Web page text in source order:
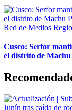
Red de Medios
Cusco: Serfor
el distrito de Machu